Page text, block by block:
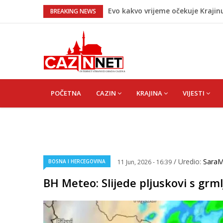
BREAKING NEWS
Evo kakvo vrijeme očekuje
Pred nama je novi toplotni
Teška saobraćajna nesreća u
Zašto se Real Madrid ovog ljeta
NAVIGATION
POČETNA CAZIN KRAJINA VIJESTI
BOSNA I HERCEGOVINA 11 Jun, 2026 - 16:39 / Uredio:
BH Meteo: Slijede pljuskovi s